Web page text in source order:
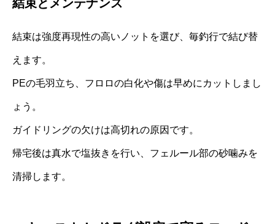
結束とメンテナンス
結束は強度再現性の高いノットを選び、毎釣行で結び替
えます。
PEの毛羽立ち、フロロの白化や傷は早めにカットしまし
ょう。
ガイドリングの欠けは高切れの原因です。
帰宅後は真水で塩抜きを行い、フェルール部の砂噛みを
清掃します。